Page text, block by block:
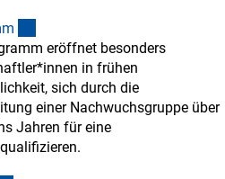
m
eröffnet besonders
in frühen
sich durch die
einer Nachwuchsgruppe über
Jahren für eine